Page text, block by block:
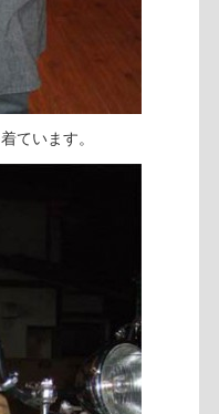
ています。